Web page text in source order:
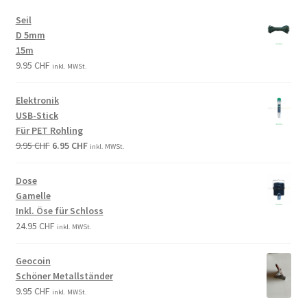
Seil
D 5mm
15m
9.95 CHF inkl. MWSt.
Elektronik
USB-Stick
Für PET Rohling
9.95CHF 6.95 CHF inkl. MWSt.
Dose
Gamelle
Inkl. Öse für Schloss
24.95 CHF inkl. MWSt.
Geocoin
Schöner Metallständer
9.95 CHF inkl. MWSt.